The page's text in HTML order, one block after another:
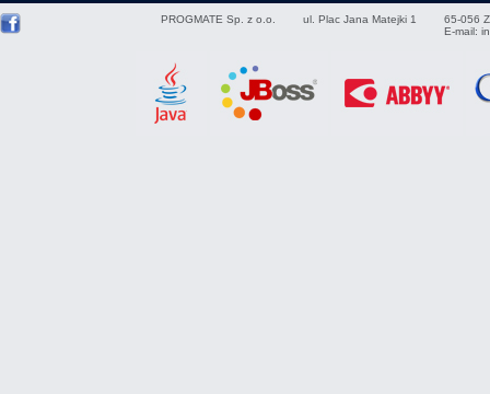
PROGMATE Sp. z o.o. ul. Plac Jana Matejki 1 65-056
E-mail: